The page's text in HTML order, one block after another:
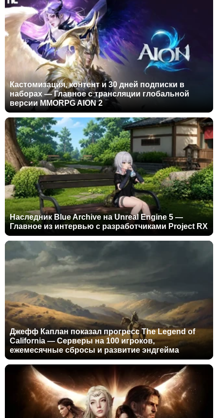
Кастомизация, контент и 30 дней подписки в
наборах — Главное с трансляции глобальной
версии MMORPG AION 2
Наследник Blue Archive на Unreal Engine 5 —
Главное из интервью с разработчиками Project RX
Джефф Каплан показал прогресс The Legend of
California — Серверы на 100 игроков,
ежемесячные сбросы и развитие эндгейма